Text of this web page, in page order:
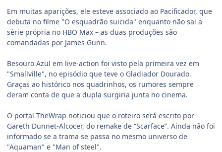
Em muitas aparições, ele esteve associado ao Pacificador, que
debuta no filme "O esquadrão suicida" enquanto não sai a
série própria no HBO Max – as duas produções são
comandadas por James Gunn.
Besouro Azul em live-action foi visto pela primeira vez em
"Smallville", no episódio que teve o Gladiador Dourado.
Graças ao histórico nos quadrinhos, os rumores sempre
deram conta de que a dupla surgiria junta no cinema.
O portal TheWrap noticiou que o roteiro será escrito por
Gareth Dunnet-Alcocer, do remake de “Scarface”. Ainda não foi
informado se a trama se passa no mesmo universo de
"Aquaman" e "Man of steel".